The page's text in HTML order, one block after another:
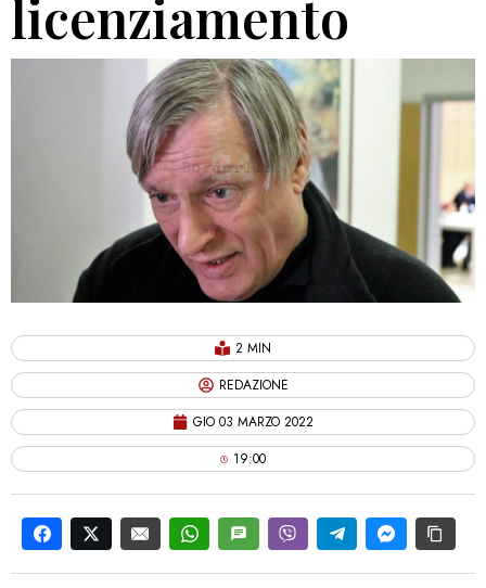
licenziamento
2 MIN
REDAZIONE
GIO 03 MARZO 2022
19:00